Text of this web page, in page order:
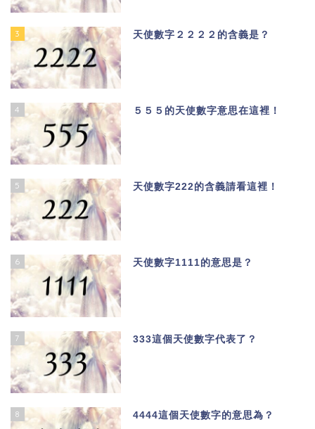
3 天使數字２２２２的含義是？
4 ５５５的天使數字意思在這裡！
5 天使數字222的含義請看這裡！
6 天使數字1111的意思是？
7 333這個天使數字代表了？
8 4444這個天使數字的意思為？